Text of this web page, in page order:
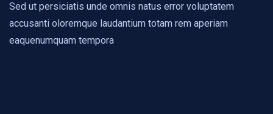
Sed ut persiciatis unde omnis natus error voluptatem
accusanti oloremque laudantium totam rem aperiam
eaquenumquam tempora